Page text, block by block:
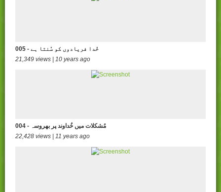
005 - خُدا فریادوں کو سُنتا ہے
21,349 views | 10 years ago
004 - مُشکلات میں خُداوند پر بھروسہ
22,428 views | 11 years ago